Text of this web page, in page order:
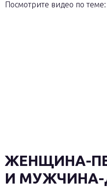
Посмотрите видео по теме:
ЖЕНЩИНА-
И МУЖЧИНА-